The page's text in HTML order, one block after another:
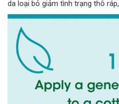
da loại bỏ giảm tình trạng thô